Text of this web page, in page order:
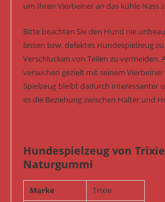
um Ihren Vierbeiner an das kühle Nass
Bitte beachten Sie den Hund nie
lassen bzw. defektes Hundespielzeug
Verschlucken von Teilen zu vermeiden.
versuchen gezielt mit seinem Vierbeiner
Spielzeug bleibt dadurch interessanter
es die Beziehung zwischen Halter und
Hundespielzeug von
Naturgummi
Marke
Trixie